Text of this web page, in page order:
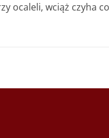
ocaleli, wciąż czyha